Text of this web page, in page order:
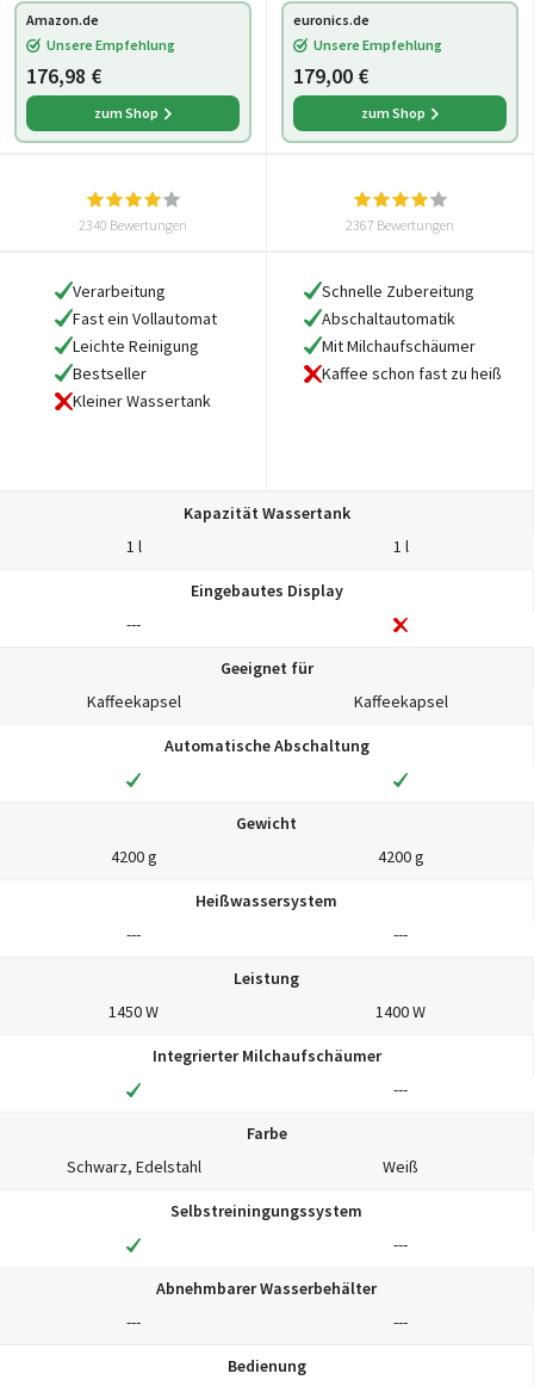
Amazon.de
Unsere Empfehlung
176,98 €
zum Shop
euronics.de
Unsere Empfehlung
179,00 €
zum Shop
2340 Bewertungen 2367 Bewertungen
Verarbeitung
Fast ein Vollautomat
Leichte Reinigung
Bestseller
Kleiner Wassertank
Schnelle Zubereitung
Abschaltautomatik
Mit Milchaufschäumer
Kaffee schon fast zu heiß
Kapazität Wassertank
1 l
1 l
Eingebautes Display
---
Geeignet für
Kaffeekapsel
Kaffeekapsel
Automatische Abschaltung
Gewicht
4200 g
4200 g
Heißwassersystem
---
---
Leistung
1450 W
1400 W
Integrierter Milchaufschäumer
---
Farbe
Schwarz, Edelstahl
Weiß
Selbstreiningungssystem
---
Abnehmbarer Wasserbehälter
---
---
Bedienung